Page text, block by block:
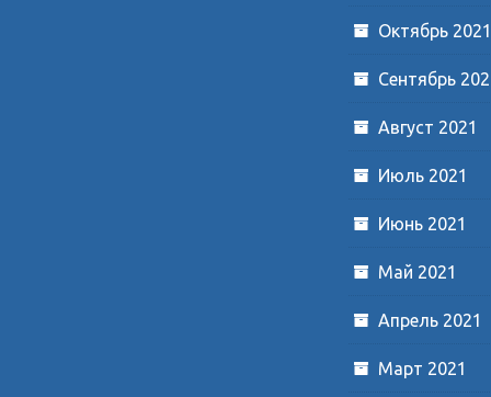
Октябрь 2021
Сентябрь
Август 2021
Июль 2021
Июнь 2021
Май 2021
Апрель 2021
Март 2021